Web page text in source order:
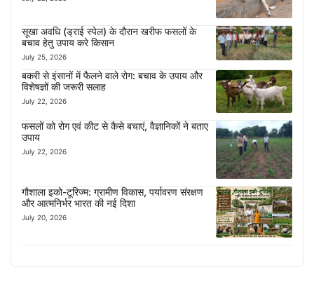
सूखा अवधि (ड्राई स्पेल) के दौरान खरीफ फसलों के
बचाव हेतु उपाय करे किसान
July 25, 2026
बकरी से इंसानों में फैलने वाले रोग: बचाव के उपाय और
विशेषज्ञों की जरूरी सलाह
July 22, 2026
फसलों को रोग एवं कीट से कैसे बचाएं, वैज्ञानिकों ने बताए
उपाय
July 22, 2026
गौशाला इको-टूरिज्म: ग्रामीण विकास, पर्यावरण संरक्षण
और आत्मनिर्भर भारत की नई दिशा
July 20, 2026